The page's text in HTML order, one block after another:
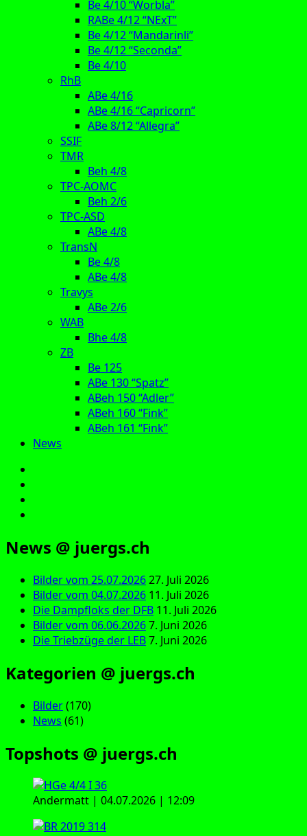
Be 4/10 “Worbla”
RABe 4/12 “NExT”
Be 4/12 “Mandarinli”
Be 4/12 “Seconda”
Be 4/10
RhB
ABe 4/16
ABe 4/16 “Capricorn”
ABe 8/12 “Allegra”
SSIF
TMR
Beh 4/8
TPC-AOMC
Beh 2/6
TPC-ASD
ABe 4/8
TransN
Be 4/8
ABe 4/8
Travys
ABe 2/6
WAB
Bhe 4/8
ZB
Be 125
ABe 130 “Spatz”
ABeh 150 “Adler”
ABeh 160 “Fink”
ABeh 161 “Fink”
News
News @ juergs.ch
Bilder vom 25.07.202627. Juli 2026
Bilder vom 04.07.2026 11. Juli 2026
Die Dampfloks der DFB 11. Juli 2026
Bilder vom 06.06.20267. Juni 2026
Die Triebzüge der LEB7. Juni 2026
Kategorien @ juergs.ch
Bilder(170)
News (61)
Topshots @ juergs.ch
Andermatt | 04.07.2026 | 12:09